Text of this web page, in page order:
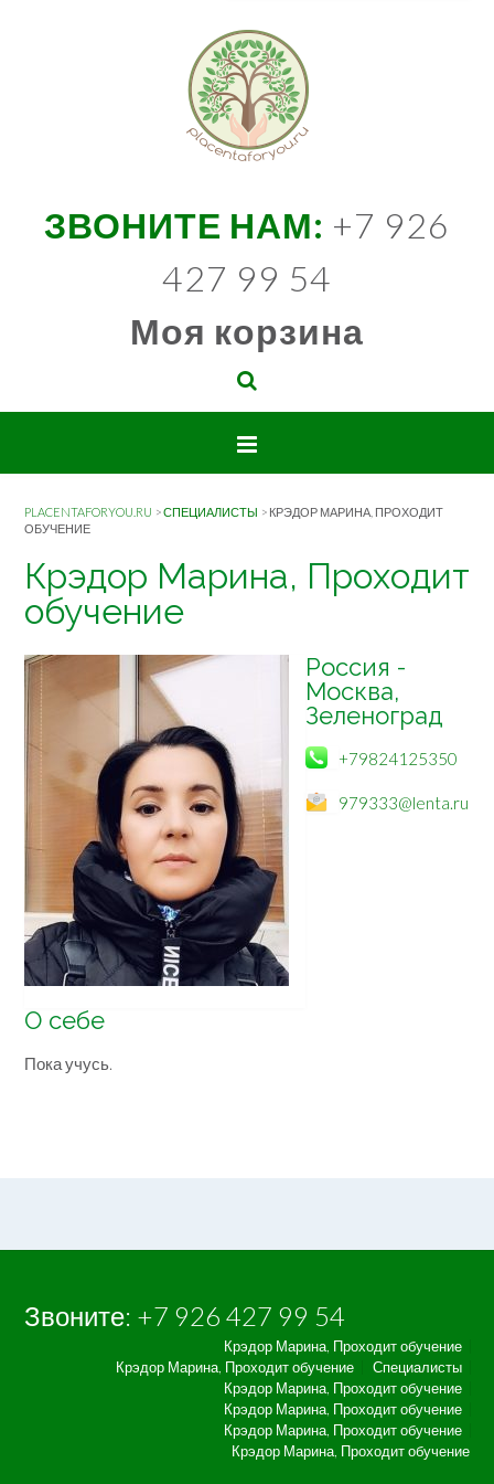
ЗВОНИТЕ НАМ: +7 926
427 99 54
Моя корзина
PLACENTAFORYOU.RU >СПЕЦИАЛИСТЫ > КРЭДОР МАРИНА, ПРОХОДИТ
ОБУЧЕНИЕ
Крэдор Марина, Проходит
обучение
Россия -
Москва,
Зеленоград
+79824125350
979333@lenta.ru
О себе
Пока учусь.
Звоните: +7 926 427 99 54
Крэдор Марина, Проходит обучение
Крэдор Марина, Проходит обучение
Специалисты
Крэдор Марина, Проходит обучение
Крэдор Марина, Проходит обучение
Крэдор Марина, Проходит обучение
Крэдор Марина, Проходит обучение